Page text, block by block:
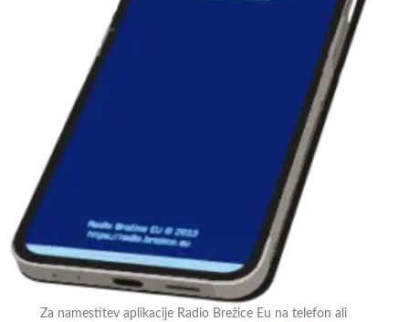
Za namestitev aplikacije Radio Brežice Eu na telefon ali